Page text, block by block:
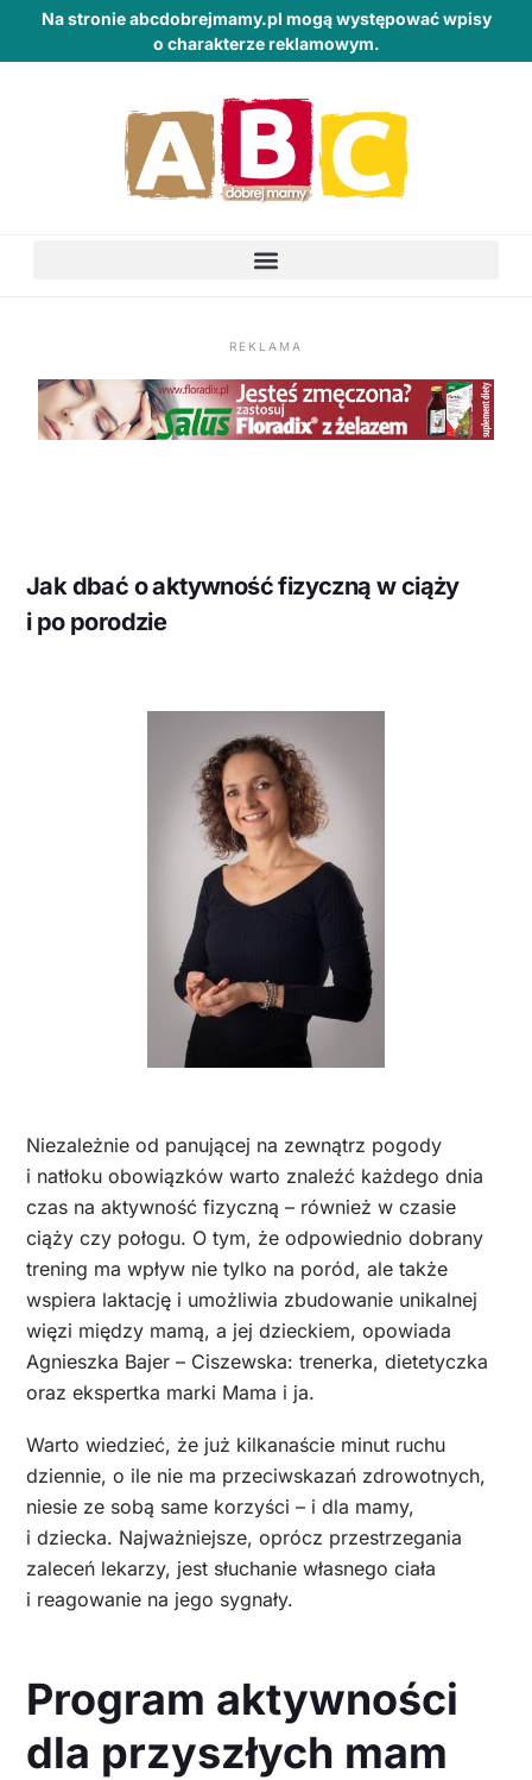
Na stronie abcdobrejmamy.pl mogą występować wpisy
o charakterze reklamowym.
REKLAMA
Jak dbać o aktywność fizyczną w ciąży
i po porodzie
Niezależnie od panującej na zewnątrz pogody
i natłoku obowiązków warto znaleźć każdego dnia
czas na aktywność fizyczną – również w czasie
ciąży czy połogu. O tym, że odpowiednio dobrany
trening ma wpływ nie tylko na poród, ale także
wspiera laktację i umożliwia zbudowanie unikalnej
więzi między mamą, a jej dzieckiem, opowiada
Agnieszka Bajer – Ciszewska: trenerka, dietetyczka
oraz ekspertka marki Mama i ja.
Warto wiedzieć, że już kilkanaście minut ruchu
dziennie, o ile nie ma przeciwskazań zdrowotnych,
niesie ze sobą same korzyści – i dla mamy,
i dziecka. Najważniejsze, oprócz przestrzegania
zaleceń lekarzy, jest słuchanie własnego ciała
i reagowanie na jego sygnały.
Program aktywności
dla przyszłych mam